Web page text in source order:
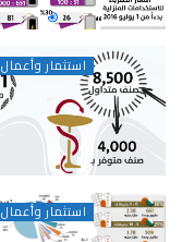
استثمار وأعمال
استثمار وأعمال